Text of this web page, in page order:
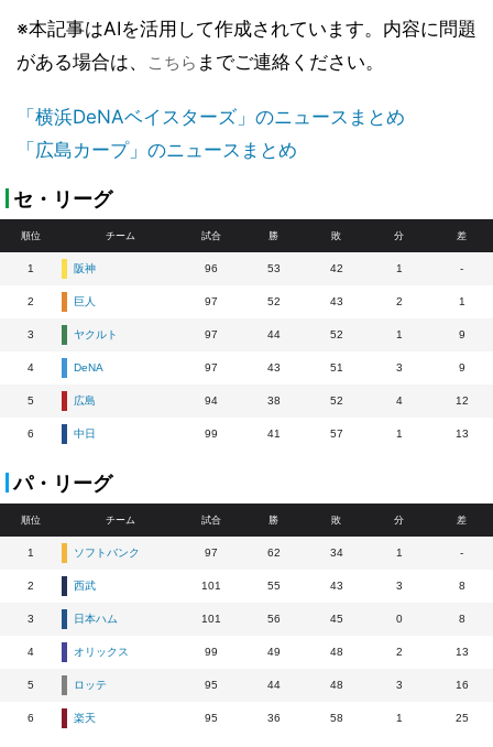
※本記事はAIを活用して作成されています。内容に問題
がある場合は、
こちら までご連絡ください。
「横浜DeNAベイスターズ」のニュースまとめ
「広島カープ」のニュースまとめ
セ・リーグ
順位 チーム 試合 勝 敗 分 差
1 阪神 96 53 42 1 -
2 巨人 97 52 43 2 1
3 ヤクルト 97 44 52 1 9
4 DeNA 97 43 51 3 9
5 広島 94 38 52 4 12
6 中日 99 41 57 1 13
パ・リーグ
順位 チーム 試合 勝 敗 分 差
1 ソフトバンク 97 62 34 1 -
2 西武 101 55 43 3 8
3 日本ハム 101 56 45 0 8
4 オリックス 99 49 48 2 13
5 ロッテ 95 44 48 3 16
6 楽天 95 36 58 1 25